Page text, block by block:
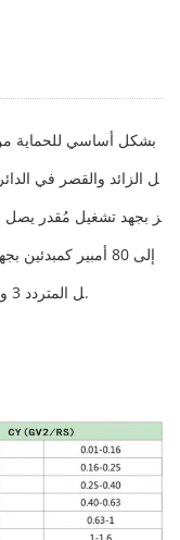
إلى 80 أمبير
ل المتردد 3 ولحماية الدائرة في دائرة 0.1 أمبير إلى 80 أمبير.